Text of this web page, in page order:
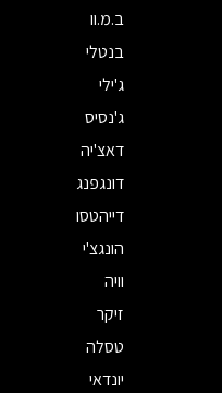
ב.מ.וו
בנטלי
ג'ילי
ג'נסיס
דאצ'יה
דונגפנג
דייהטסו
הונגצ'י
וויה
זיקר
טסלה
יונדאי